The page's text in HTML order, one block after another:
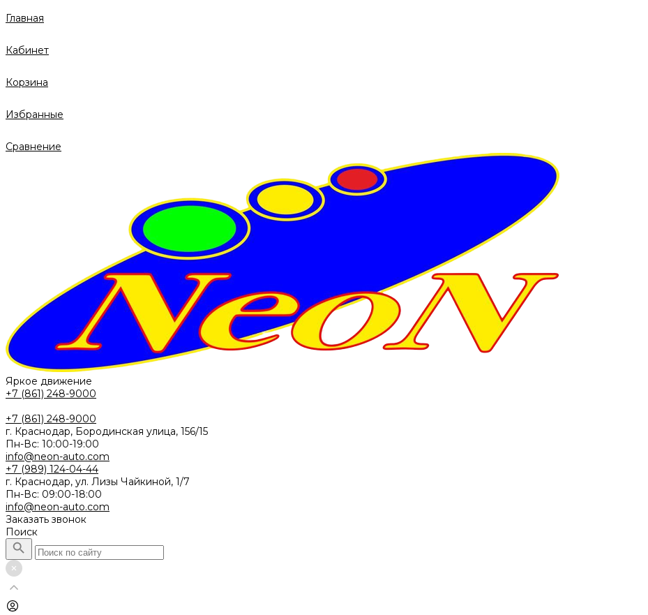
Главная
Кабинет
Корзина
Избранные
Сравнение
Яркое движение
+7 (861) 248-9000
+7 (861) 248-9000
г. Краснодар, Бородинская улица, 156/15
Пн-Вс: 10:00-19:00
info@neon-auto.com
+7 (989) 124-04-44
г. Краснодар, ул. Лизы Чайкиной, 1/7
Пн-Вс: 09:00-18:00
info@neon-auto.com
Заказать звонок
Поиск